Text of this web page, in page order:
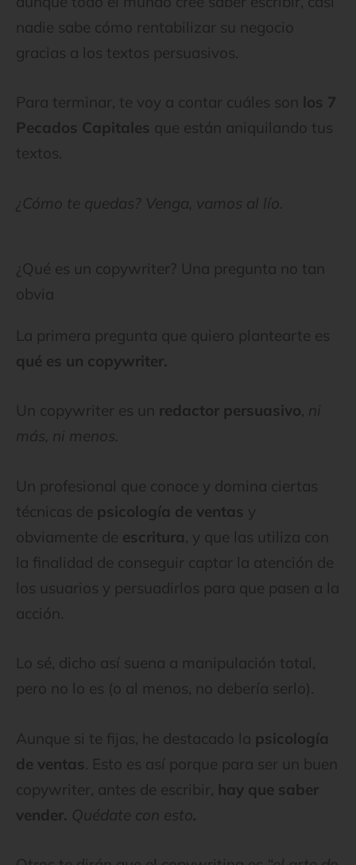
nadie sabe cómo rentabilizar su negocio
gracias a los textos persuasivos.
Para terminar, te voy a contar cuáles son los 7
Pecados Capitales que están aniquilando tus
textos.
¿Cómo te quedas? Venga, vamos al lío.
¿Qué es un copywriter? Una pregunta no tan
obvia
La primera pregunta que quiero plantearte es
qué es un copywriter.
Un copywriter es un redactor persuasivo, ni
más, ni menos.
Un profesional que conoce y domina ciertas
técnicas de psicología de ventas y
obviamente de escritura, y que las utiliza con
la finalidad de conseguir captar la atención de
los usuarios y persuadirlos para que pasen a la
acción.
Lo sé, dicho así suena a manipulación total,
pero no lo es (o al menos, no debería serlo).
Aunque si te fijas, he destacado la psicología
de ventas. Esto es así porque para ser un buen
copywriter, antes de escribir, hay que saber
vender. Quédate con esto.